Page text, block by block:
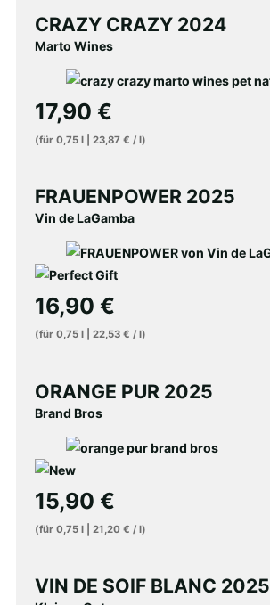
CRAZY CRAZY 2024
Marto Wines
17,90 €
(für 0,75 l| 23,87 € / l)
FRAUENPOWER 2025
Vin de LaGamba
16,90 €
(für 0,75 l| 22,53 € / l)
ORANGE PUR 2025
Brand Bros
15,90 €
(für 0,75 l| 21,20 € / l)
VIN DE SOIF BLANC 2025